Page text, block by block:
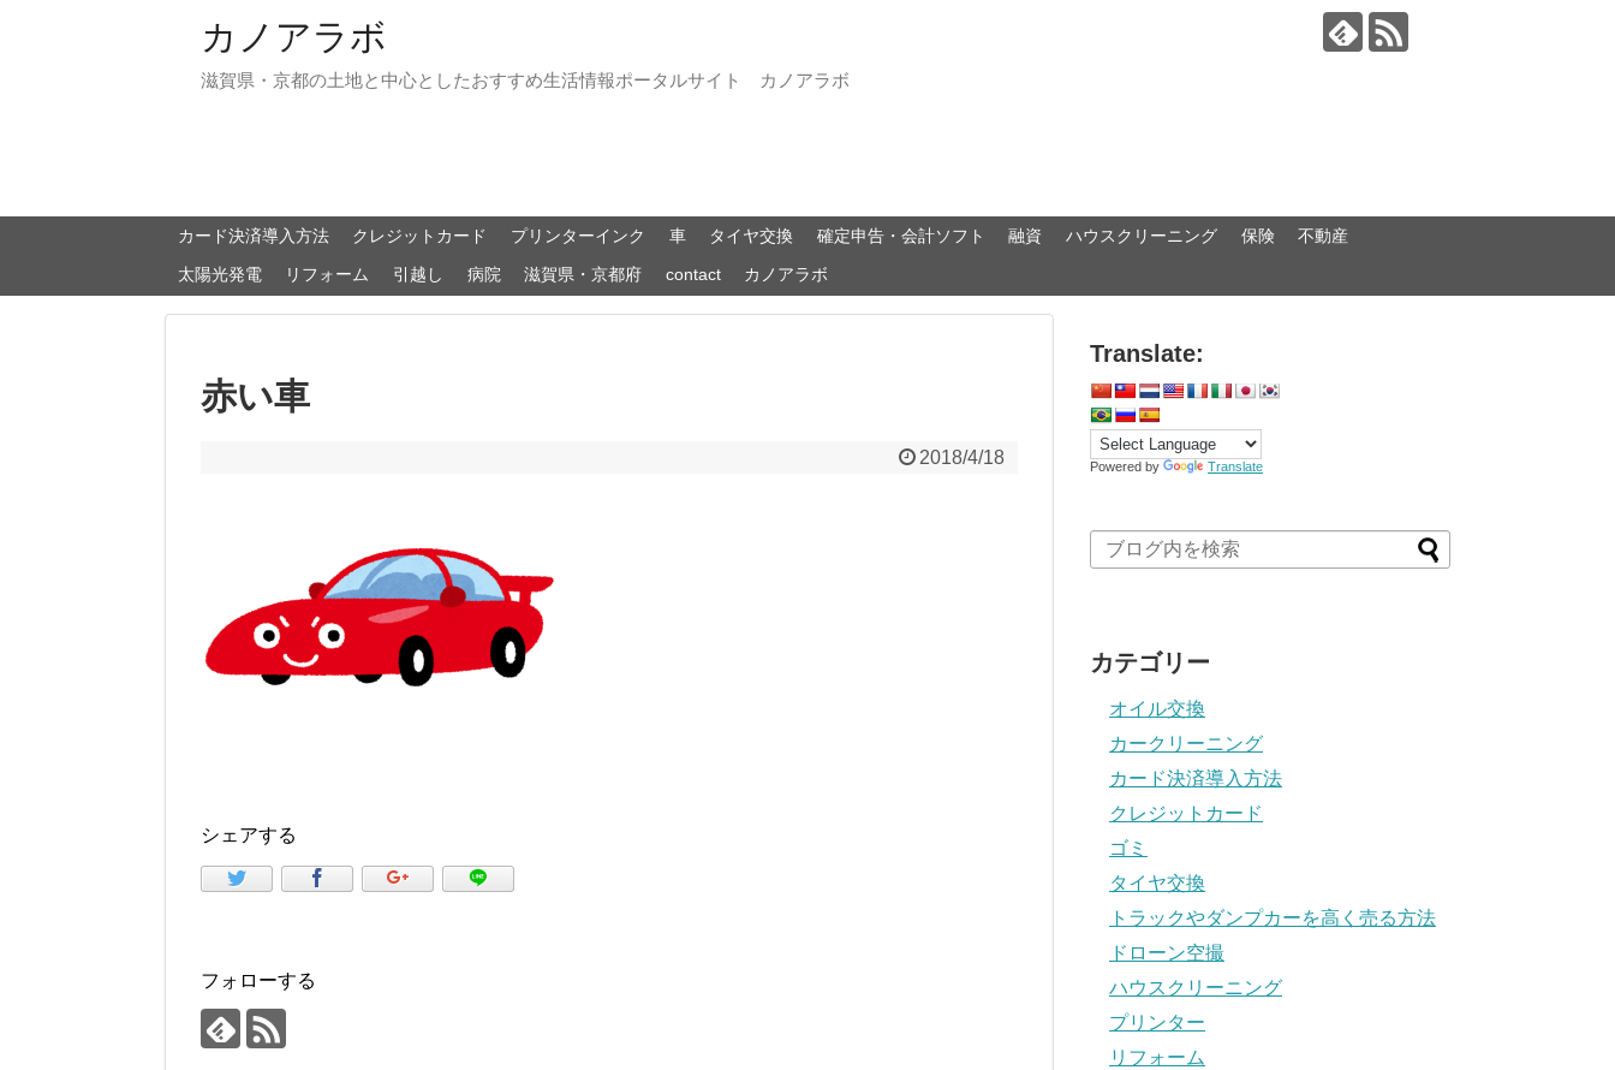
カノアラボ
滋賀県・京都の土地と中心としたおすすめ生活情報ポータルサイト カノアラボ
カード決済導入方法 クレジットカード プリンターインク 車 タイヤ交換 確定申告・会計ソフト 融資 ハウスクリーニング 保険
不動産
太陽光発電
リフォーム 引越し 病院 滋賀県・京都府 contact カノアラボ
赤い車
2018/4/18
シェアする
フォローする
Translate:
Powered by Translate
カテゴリー
オイル交換
カークリーニング
カード決済導入方法
クレジットカード
ゴミ
タイヤ交換
トラックやダンプカーを高く売る方法
ドローン空撮
ハウスクリーニング
プリンター
リフォーム